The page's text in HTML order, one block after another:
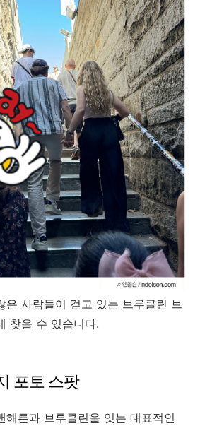
은 사람들이 걷고 있는 브루클린 브
찾을 수 있습니다.
포토 스팟
해튼과 브루클린을 잇는 대표적인